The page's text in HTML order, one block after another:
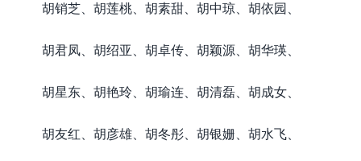
胡销芝、胡莲桃、胡素甜、胡中琼、胡依园、
胡君凤、胡绍亚、胡卓传、胡颖源、胡华瑛、
胡星东、胡艳玲、胡瑜连、胡清磊、胡成女、
胡友红、胡彦雄、胡冬彤、胡银姗、胡水飞、